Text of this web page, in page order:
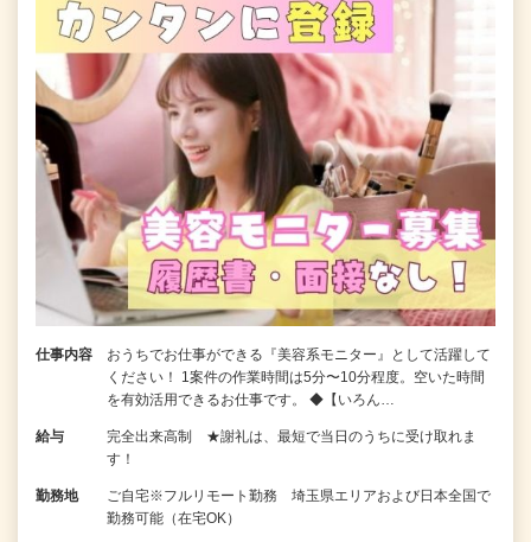
仕事内容
おうちでお仕事ができる『美容系モニター』として活躍して
ください！ 1案件の作業時間は5分〜10分程度。空いた時間
を有効活用できるお仕事です。 ◆【いろん…
給与
完全出来高制 ★謝礼は、最短で当日のうちに受け取れま
す！
勤務地
ご自宅※フルリモート勤務 埼玉県エリアおよび日本全国で
勤務可能（在宅OK）